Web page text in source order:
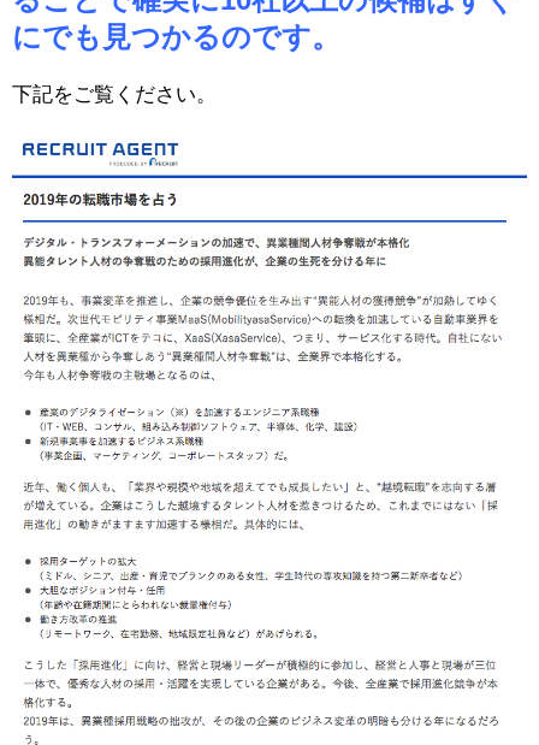
にでも見つかるのです。
下記をご覧ください。